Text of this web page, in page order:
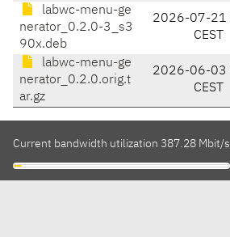
labwc-menu-ge
nerator_0.2.0-3_s3
90x.deb
2026-07-21
CEST
labwc-menu-ge
nerator_0.2.0.orig.t
ar.gz
2026-06-03
CEST
Current bandwidth utilization 387.28 Mbit/s